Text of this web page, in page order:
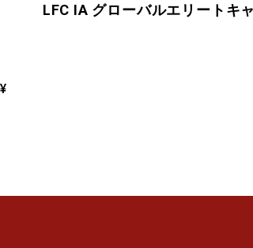
LFC IA グローバルエリートキ
¥